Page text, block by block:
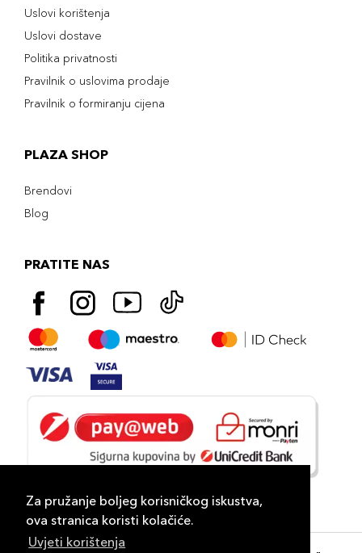
Za pružanje boljeg korisničkog iskustva,
ova stranica koristi kolačiće.
Uvjeti korištenja
Uslovi korištenja
Uslovi dostave
Politika privatnosti
Pravilnik o uslovima prodaje
Pravilnik o formiranju cijena
PLAZA SHOP
Brendovi
Blog
PRATITE NAS